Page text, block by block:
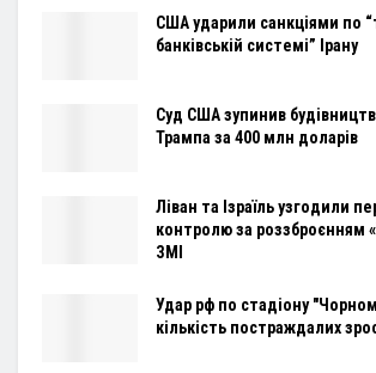
США ударили санкціями по
банківській системі” Ірану
Суд США зупинив
Трампа за 400 млн доларів
Ліван та Ізраїль узгодили
контролю за роззброєнням
ЗМІ
Удар рф по стадіону
кількість постраждалих